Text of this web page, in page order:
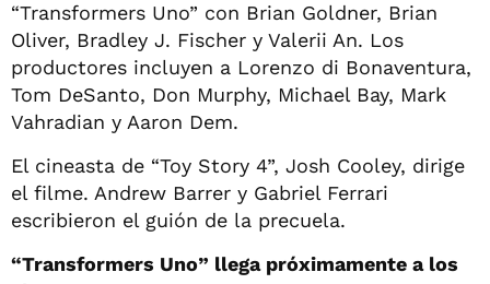
“Transformers Uno” con Brian Goldner, Brian
Oliver, Bradley J. Fischer y Valerii An. Los
productores incluyen a Lorenzo di Bonaventura,
Tom DeSanto, Don Murphy, Michael Bay, Mark
Vahradian y Aaron Dem.
El cineasta de “Toy Story 4”, Josh Cooley, dirige
el filme. Andrew Barrer y Gabriel Ferrari
escribieron el guión de la precuela.
“Transformers Uno” llega próximamente a los